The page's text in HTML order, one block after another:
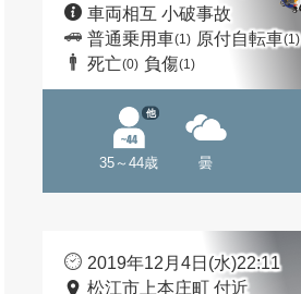
車両相互 小破事故
普通乗用車(1) 原付自転車(1)
死亡(0) 負傷(1)
35～44歳
他
曇
2019年12月4日(水)22:11
松江市上本庄町 付近